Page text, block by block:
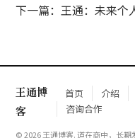
下一篇：王通：未来个
王通博
客
首页 介绍
咨询合作
© 2026 王通博客. 道在商中，长期